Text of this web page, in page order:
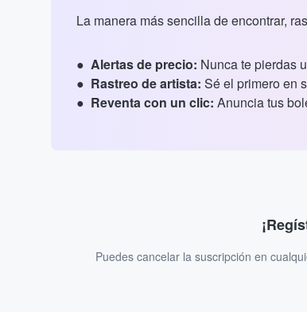
La manera más sencilla de encontrar,
Alertas de precio: Nunca te pierdas
Rastreo de artista: Sé el primero en
Reventa con un clic: Anuncia tus
Puedes cancelar la suscripción en